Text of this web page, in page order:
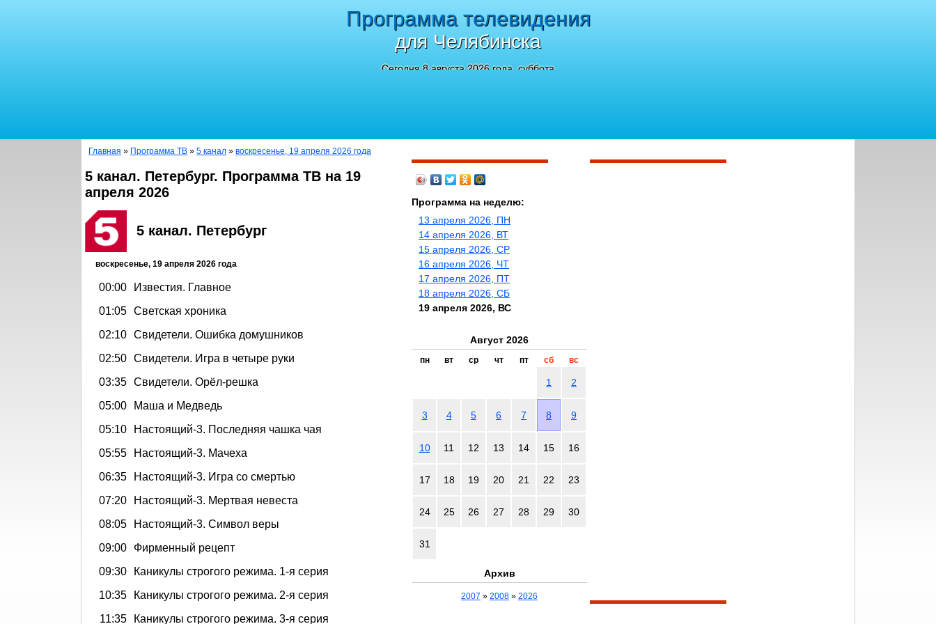
Программа телевидения
для Челябинска
Сегодня 8 августа 2026 года, суббота
Главная » Программа ТВ » 5 канал » воскресенье, 19 апреля 2026 года
5 канал. Петербург. Программа ТВ на 19
апреля 2026
5 канал. Петербург
воскресенье, 19 апреля 2026 года
00:00
Известия. Главное
01:05 Светская хроника
02:10 Свидетели. Ошибка домушников
02:50 Свидетели. Игра в четыре руки
03:35 Свидетели. Орёл-решка
05:00
Маша и Медведь
05:10
Настоящий-3. Последняя чашка чая
05:55
Настоящий-3. Мачеха
06:35
Настоящий-3. Игра со смертью
07:20
Настоящий-3. Мертвая невеста
08:05
Настоящий-3. Символ веры
09:00
Фирменный рецепт
09:30
Каникулы строгого режима. 1-я серия
10:35
Каникулы строгого режима. 2-я серия
11:35
Каникулы строгого режима. 3-я серия
Программа на неделю:
13 апреля 2026, ПН
14 апреля 2026, ВТ
15 апреля 2026, СР
16 апреля 2026, ЧТ
17 апреля 2026, ПТ
18 апреля 2026, СБ
19 апреля 2026, ВС
Август 2026
пн вт ср чт пт сб вс
1 2
3 4 5 6 7 8 9
10 11 12 13 14 15 16
17 18 19 20 21 22 23
24 25 26 27 28 29 30
31
Архив
2007 » 2008 » 2026